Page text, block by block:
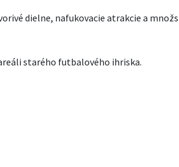
dielne, nafukovacie atrakcie a
starého futbalového ihriska.